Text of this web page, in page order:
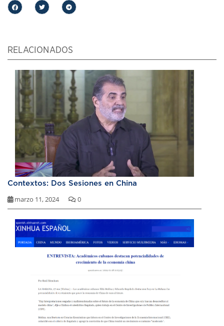
RELACIONADOS
Contextos: Dos Sesiones en China
marzo 11, 2024 0